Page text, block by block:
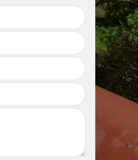
Devis réparation de
toiture 42